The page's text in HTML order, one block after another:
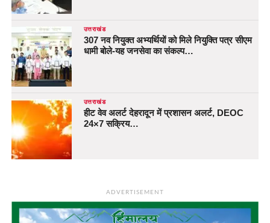
उत्तराखंड
307 नव नियुक्त अभ्यर्थियों को मिले नियुक्ति पत्र सीएम
धामी बोले-यह जनसेवा का संकल्प…
उत्तराखंड
हीट वेव अलर्ट देहरादून में प्रशासन अलर्ट, DEOC
24×7 सक्रिय…
ADVERTISEMENT